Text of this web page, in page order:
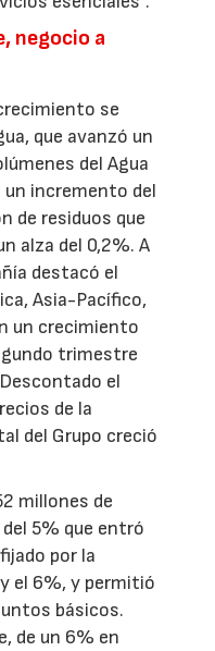
negocio a
se
que avanzó un
del Agua
un incremento del
de residuos que
alza del 0,2%. A
destacó el
Asia-Pacífico,
un crecimiento
trimestre
el
de la
del Grupo creció
millones de
5% que entró
por la
el 6%, y permitió
básicos.
de un 6% en